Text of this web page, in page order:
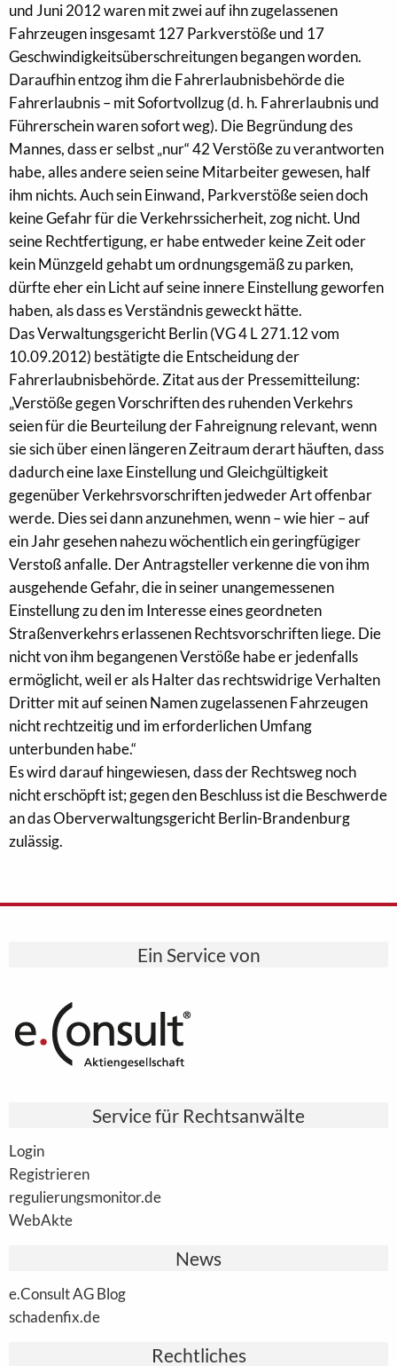
und Juni 2012 waren mit zwei auf ihn zugelassenen
Fahrzeugen insgesamt 127 Parkverstöße und 17
Geschwindigkeitsüberschreitungen begangen worden.
Daraufhin entzog ihm die Fahrerlaubnisbehörde die
Fahrerlaubnis – mit Sofortvollzug (d. h. Fahrerlaubnis und
Führerschein waren sofort weg). Die Begründung des
Mannes, dass er selbst „nur“ 42 Verstöße zu verantworten
habe, alles andere seien seine Mitarbeiter gewesen, half
ihm nichts. Auch sein Einwand, Parkverstöße seien doch
keine Gefahr für die Verkehrssicherheit, zog nicht. Und
seine Rechtfertigung, er habe entweder keine Zeit oder
kein Münzgeld gehabt um ordnungsgemäß zu parken,
dürfte eher ein Licht auf seine innere Einstellung geworfen
haben, als dass es Verständnis geweckt hätte.
Das Verwaltungsgericht Berlin (VG 4 L 271.12 vom
10.09.2012) bestätigte die Entscheidung der
Fahrerlaubnisbehörde. Zitat aus der Pressemitteilung:
„Verstöße gegen Vorschriften des ruhenden Verkehrs
seien für die Beurteilung der Fahreignung relevant, wenn
sie sich über einen längeren Zeitraum derart häuften, dass
dadurch eine laxe Einstellung und Gleichgültigkeit
gegenüber Verkehrsvorschriften jedweder Art offenbar
werde. Dies sei dann anzunehmen, wenn – wie hier – auf
ein Jahr gesehen nahezu wöchentlich ein geringfügiger
Verstoß anfalle. Der Antragsteller verkenne die von ihm
ausgehende Gefahr, die in seiner unangemessenen
Einstellung zu den im Interesse eines geordneten
Straßenverkehrs erlassenen Rechtsvorschriften liege. Die
nicht von ihm begangenen Verstöße habe er jedenfalls
ermöglicht, weil er als Halter das rechtswidrige Verhalten
Dritter mit auf seinen Namen zugelassenen Fahrzeugen
nicht rechtzeitig und im erforderlichen Umfang
unterbunden habe.“
Es wird darauf hingewiesen, dass der Rechtsweg noch
nicht erschöpft ist; gegen den Beschluss ist die Beschwerde
an das Oberverwaltungsgericht Berlin-Brandenburg
zulässig.
Ein Service von
Service für Rechtsanwälte
Login
Registrieren
regulierungsmonitor.de
WebAkte
News
e.Consult AG Blog
schadenfix.de
Rechtliches